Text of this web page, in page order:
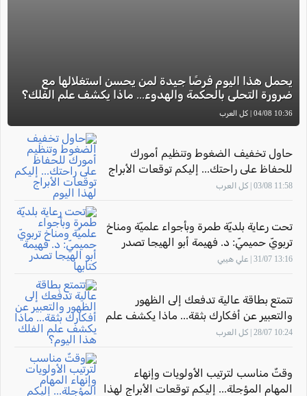
يحمل هذا اليوم فرصًا جيدة لمن يحسن استغلالها مع
ضرورة التحلي بالحكمة والهدوء... ماذا يكشف علم الفلك؟
10:36 04/08 | كل العرب
حاول تخفيف الضغوط وتنظيم أمورك
للحفاظ على راحتك... إليكم توقعات الأبراج
لهذا اليوم
11:58 03/08 | كل العرب
تحت رعاية بلديّة طمرة وبأجواء علميّة ومناخ
تربويّ حميميّ: د. فهيمة أبو الهيجا تصدر
كتابها "أثر المهارة" بحضور الاتّحاد القطريّ
13:16 31/07 | علي هيبي
تتمتع بطاقة عالية تدفعك إلى الظهور
والتعبير عن أفكارك بثقة... ماذا يكشف علم
الفلك هذا اليوم؟
10:24 28/07 | كل العرب
وقتٌ مناسب لترتيب الأولويات وإنهاء
المهام المؤجلة... إليكم توقعات الأبراج لهذا